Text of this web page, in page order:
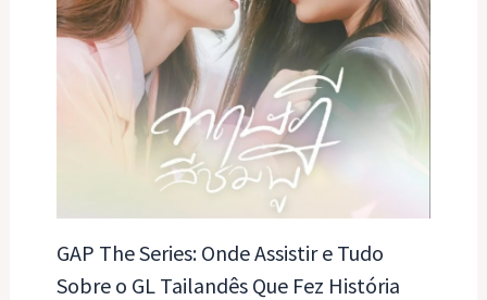
GAP The Series: Onde Assistir e Tudo
Sobre o GL Tailandês Que Fez História